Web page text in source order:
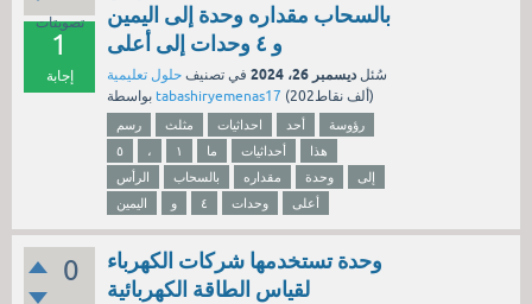
تصويتات
1
إجابة
بالسحاب مقداره وحدة إلى اليمين
و ٤ وحدات إلى أعلى
سُئل ديسمبر 26، 2024 في تصنيف حلول تعليمية
tabashiryemenas17 ( 202ألف نقاط)
رسم مثلث احداثيات أحد
رؤوسة
٥
، ١ ما أحداثيات
هذا
الرأس
بالسحاب مقداره وحدة
إلى
اليمين
و ٤ وحدات أعلى
0
وحدة تستخدمها شركات الكهرباء
لقياس الطاقة الكهربائية